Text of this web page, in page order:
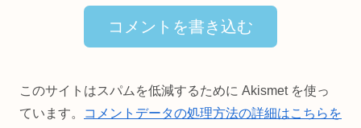
コメントを書き込む
このサイトはスパムを低減するために Akismet を使っ
ています。
コメントデータの処理方法の詳細はこちらを